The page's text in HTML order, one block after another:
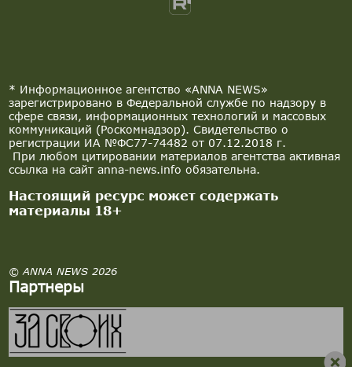
* Информационное агентство «ANNA NEWS»
зарегистрировано в Федеральной службе по надзору в
сфере связи, информационных технологий и массовых
коммуникаций (Роскомнадзор). Свидетельство о
регистрации ИА №ФС77-74482 от 07.12.2018 г.
При любом цитировании материалов агентства активная
ссылка на сайт anna-news.info обязательна.
Настоящий ресурс может содержать
материалы 18+
© ANNA NEWS 2026
Партнеры